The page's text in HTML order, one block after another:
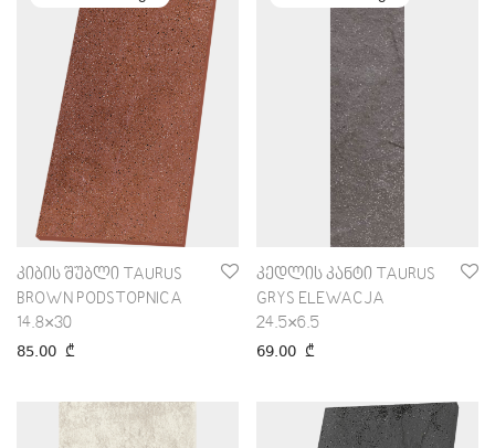
კიბის შუბლი TAURUS
BROWN PODSTOPNICA
14.8×30
85.00 ₾
კედლის კანტი TAURUS
GRYS ELEWACJA
24.5×6.5
69.00 ₾